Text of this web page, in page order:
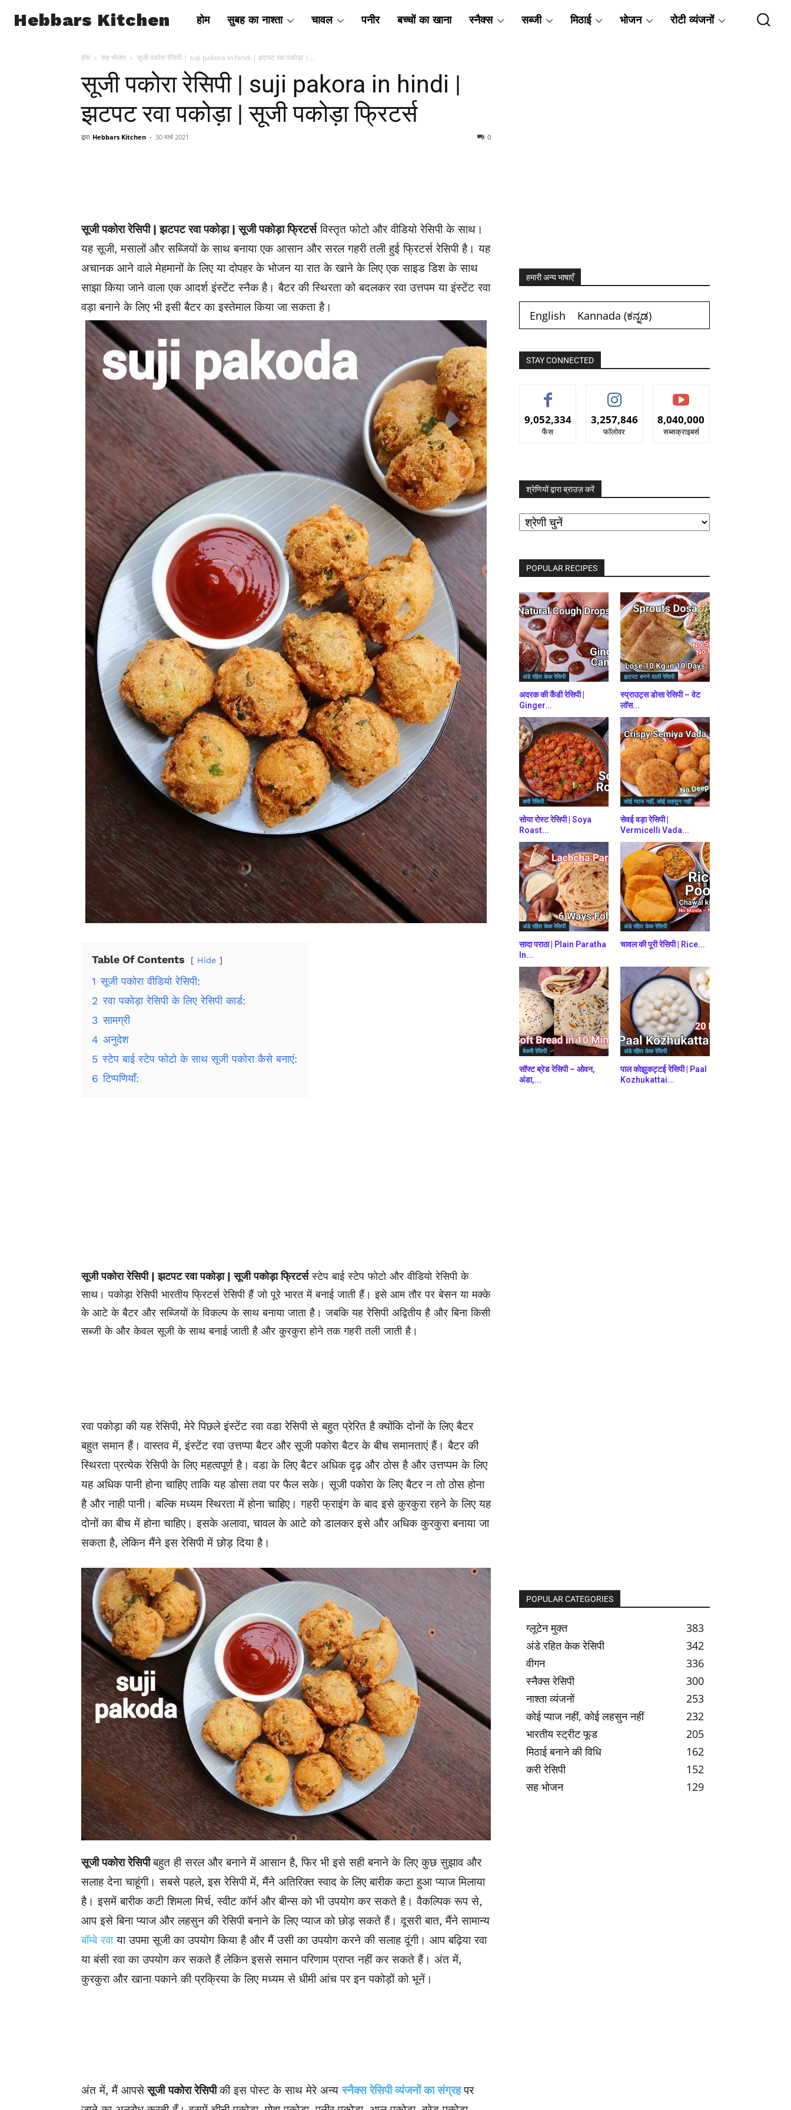
Hebbars Kitchen होम सुबह का नाश्ता चावल पनीर बच्चों का खाना स्नैक्स सब्जी मिठाई भोजन रोटी व्यंजनों
होम सह भोजन सूजी पकोरा रेसिपी | suji pakora in hindi | झटपट रवा पकोड़ा |...
सूजी पकोरा रेसिपी | suji pakora in hindi |
झटपट रवा पकोड़ा | सूजी पकोड़ा फ्रिटर्स
द्वारा Hebbars Kitchen - 30 मार्च 2021 0
सूजी पकोरा रेसिपी | झटपट रवा पकोड़ा | सूजी पकोड़ा फ्रिटर्सविस्तृत फोटो और वीडियो रेसिपी के साथ।
यह सूजी, मसालों और सब्जियों के साथ बनाया एक आसान और सरल गहरी तली हुई फ्रिटर्स रेसिपी है। यह
अचानक आने वाले मेहमानों के लिए या दोपहर के भोजन या रात के खाने के लिए एक साइड डिश के साथ
साझा किया जाने वाला एक आदर्श इंस्टेंट स्नैक है। बैटर की स्थिरता को बदलकर रवा उत्तपम या इंस्टेंट रवा
वड़ा बनाने के लिए भी इसी बैटर का इस्तेमाल किया जा सकता है।
Table Of Contents Hide
1 सूजी पकोरा वीडियो रेसिपी:
2 रवा पकोड़ा रेसिपी के लिए रेसिपी कार्ड:
3 सामग्री
4 अनुदेश
5 स्टेप बाई स्टेप फोटो के साथ सूजी पकोरा कैसे बनाएं:
6 टिप्पणियाँ:
सूजी पकोरा रेसिपी | झटपट रवा पकोड़ा | सूजी पकोड़ा फ्रिटर्सस्टेप बाई स्टेप फोटो और वीडियो रेसिपी के
साथ। पकोड़ा रेसिपी भारतीय फ्रिटर्स रेसिपी हैं जो पूरे भारत में बनाई जाती हैं। इसे आम तौर पर बेसन या मक्के
के आटे के बैटर और सब्जियों के विकल्प के साथ बनाया जाता है। जबकि यह रेसिपी अद्वितीय है और बिना किसी
सब्जी के और केवल सूजी के साथ बनाई जाती है और कुरकुरा होने तक गहरी तली जाती है।
रवा पकोड़ा की यह रेसिपी, मेरे पिछले इंस्टेंट रवा वडा रेसिपी से बहुत प्रेरित है क्योंकि दोनों के लिए बैटर
बहुत समान हैं। वास्तव में, इंस्टेंट रवा उत्तप्पा बैटर और सूजी पकोरा बैटर के बीच समानताएं हैं। बैटर की
स्थिरता प्रत्येक रेसिपी के लिए महत्वपूर्ण है। वडा के लिए बैटर अधिक दृढ़ और ठोस है और उत्तप्पम के लिए
यह अधिक पानी होना चाहिए ताकि यह डोसा तवा पर फैल सके। सूजी पकोरा के लिए बैटर न तो ठोस होना
है और नाही पानी। बल्कि मध्यम स्थिरता में होना चाहिए। गहरी फ्राइंग के बाद इसे कुरकुरा रहने के लिए यह
दोनों का बीच में होना चाहिए। इसके अलावा, चावल के आटे को डालकर इसे और अधिक कुरकुरा बनाया जा
सकता है, लेकिन मैंने इस रेसिपी में छोड़ दिया है।
सूजी पकोरा रेसिपीबहुत ही सरल और बनाने में आसान है, फिर भी इसे सही बनाने के लिए कुछ सुझाव और
सलाह देना चाहूंगी। सबसे पहले, इस रेसिपी में, मैंने अतिरिक्त स्वाद के लिए बारीक कटा हुआ प्याज मिलाया
है। इसमें बारीक कटी शिमला मिर्च, स्वीट कॉर्न और बीन्स को भी उपयोग कर सकते है। वैकल्पिक रूप से,
आप इसे बिना प्याज और लहसुन की रेसिपी बनाने के लिए प्याज को छोड़ सकते हैं। दूसरी बात, मैंने सामान्य
बॉम्बे रवाया उपमा सूजी का उपयोग किया है और मैं उसी का उपयोग करने की सलाह दूंगी। आप बढ़िया रवा
या बंसी रवा का उपयोग कर सकते हैं लेकिन इससे समान परिणाम प्राप्त नहीं कर सकते हैं। अंत में,
कुरकुरा और खाना पकाने की प्रक्रिया के लिए मध्यम से धीमी आंच पर इन पकोड़ों को भूनें।
अंत में, मैं आपसेसूजी पकोरा रेसिपीकी इस पोस्ट के साथ मेरे अन्यस्नैक्स रेसिपी व्यंजनों का संग्रहपर
हमारी अन्य भाषाएँ
English Kannada (ಕನ್ನಡ)
STAY CONNECTED
9,052,334
फैंस
3,257,846
फॉलोवर
8,040,000
सब्सक्राइबर्स
श्रेणियों द्वारा ब्राउज़ करें
श्रेणियों
द्वारा
ब्राउज़
POPULAR RECIPES
अंडे रहित केक रेसिपी
अदरक की कैंडी रेसिपी |
Ginger...
झटपट बनने वाली रेसिपी
स्प्राउट्स डोसा रेसिपी – वेट
लॉस...
करी रेसिपी
सोया रोस्ट रेसिपी | Soya
Roast...
कोई प्याज नहीं, कोई लहसुन नहीं
सेवई वड़ा रेसिपी |
Vermicelli Vada...
अंडे रहित केक रेसिपी
सादा पराठा | Plain Paratha
In...
अंडे रहित केक रेसिपी
चावल की पूरी रेसिपी | Rice...
बेकरी रेसिपी
सॉफ्ट ब्रेड रेसिपी – ओवन,
अंडा,...
अंडे रहित केक रेसिपी
पाल कोझुकट्टई रेसिपी | Paal
Kozhukattai...
POPULAR CATEGORIES
ग्लूटेन मुक्त
383
अंडे रहित केक रेसिपी
342
वीगन
336
स्नैक्स रेसिपी
300
नाश्ता व्यंजनों
253
कोई प्याज नहीं, कोई लहसुन नहीं
232
भारतीय स्ट्रीट फूड
205
मिठाई बनाने की विधि
162
करी रेसिपी
152
सह भोजन
129